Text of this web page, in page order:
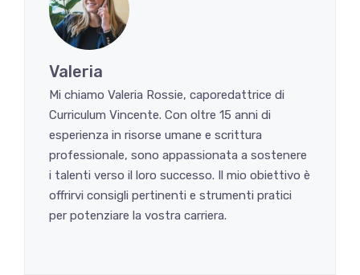
Valeria
Mi chiamo Valeria Rossie, caporedattrice di
Curriculum Vincente. Con oltre 15 anni di
esperienza in risorse umane e scrittura
professionale, sono appassionata a sostenere
i talenti verso il loro successo. Il mio obiettivo è
offrirvi consigli pertinenti e strumenti pratici
per potenziare la vostra carriera.